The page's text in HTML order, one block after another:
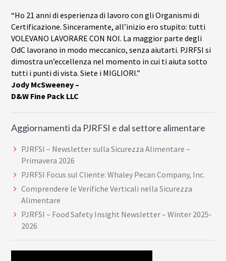
“Ho 21 anni di esperienza di lavoro con gli Organismi di
Certificazione. Sinceramente, all’inizio ero stupito: tutti
VOLEVANO LAVORARE CON NOI. La maggior parte degli
OdC lavorano in modo meccanico, senza aiutarti. PJRFSI si
dimostra un’eccellenza nel momento in cui ti aiuta sotto
tutti i punti di vista. Siete i MIGLIORI.”
Jody McSweeney –
D&W Fine Pack LLC
Aggiornamenti da PJRFSI e dal settore alimentare
PJRFSI – Newsletter sulla Sicurezza Alimentare –
Primavera 2026
PJRFSI Focus sul Cliente: Whaley Pecan Company, Inc.
Comprendere le Verifiche Verticali nella Sicurezza
Alimentare
PJRFSI – Food Safety Insight Newsletter – Winter 2025-
2026